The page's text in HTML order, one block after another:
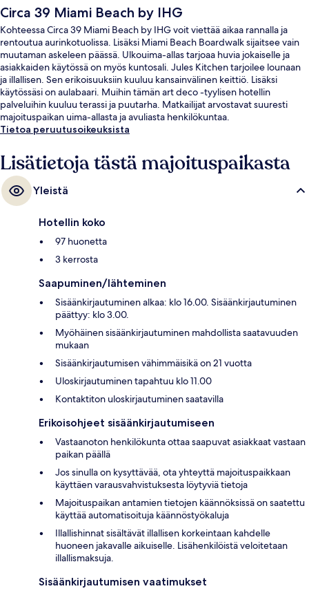
Circa 39 Miami Beach by IHG
Kohteessa Circa 39 Miami Beach by IHG voit viettää aikaa rannalla ja
rentoutua aurinkotuolissa. Lisäksi Miami Beach Boardwalk sijaitsee vain
muutaman askeleen päässä. Ulkouima-allas tarjoaa huvia jokaiselle ja
asiakkaiden käytössä on myös kuntosali. Jules Kitchen tarjoilee lounaan
ja illallisen. Sen erikoisuuksiin kuuluu kansainvälinen keittiö. Lisäksi
käytössäsi on aulabaari. Muihin tämän art deco -tyylisen hotellin
palveluihin kuuluu terassi ja puutarha. Matkailijat arvostavat suuresti
majoituspaikan uima-allasta ja avuliasta henkilökuntaa.
Tietoa peruutusoikeuksista
Lisätietoja tästä majoituspaikasta
Yleistä
Hotellin koko
97 huonetta
3 kerrosta
Saapuminen/lähteminen
Sisäänkirjautuminen alkaa: klo 16.00. Sisäänkirjautuminen
päättyy: klo 3.00.
Myöhäinen sisäänkirjautuminen mahdollista saatavuuden
mukaan
Sisäänkirjautumisen vähimmäisikä on 21 vuotta
Uloskirjautuminen tapahtuu klo 11.00
Kontaktiton uloskirjautuminen saatavilla
Erikoisohjeet sisäänkirjautumiseen
Vastaanoton henkilökunta ottaa saapuvat asiakkaat vastaan
paikan päällä
Jos sinulla on kysyttävää, ota yhteyttä majoituspaikkaan
käyttäen varausvahvistuksesta löytyviä tietoja
Majoituspaikan antamien tietojen käännöksissä on saatettu
käyttää automatisoituja käännöstyökaluja
Illallishinnat sisältävät illallisen korkeintaan kahdelle
huoneen jakavalle aikuiselle. Lisähenkilöistä veloitetaan
illallismaksuja.
Sisäänkirjautumisen vaatimukset